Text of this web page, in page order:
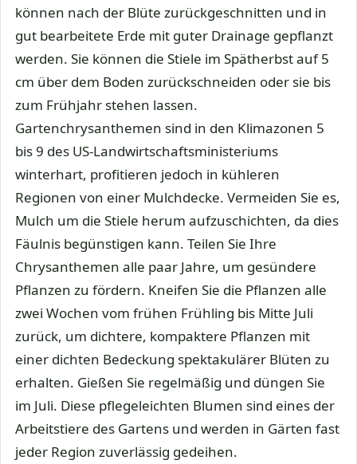
können nach der Blüte zurückgeschnitten und in
gut bearbeitete Erde mit guter Drainage gepflanzt
werden. Sie können die Stiele im Spätherbst auf 5
cm über dem Boden zurückschneiden oder sie bis
zum Frühjahr stehen lassen.
Gartenchrysanthemen sind in den Klimazonen 5
bis 9 des US-Landwirtschaftsministeriums
winterhart, profitieren jedoch in kühleren
Regionen von einer Mulchdecke. Vermeiden Sie es,
Mulch um die Stiele herum aufzuschichten, da dies
Fäulnis begünstigen kann. Teilen Sie Ihre
Chrysanthemen alle paar Jahre, um gesündere
Pflanzen zu fördern. Kneifen Sie die Pflanzen alle
zwei Wochen vom frühen Frühling bis Mitte Juli
zurück, um dichtere, kompaktere Pflanzen mit
einer dichten Bedeckung spektakulärer Blüten zu
erhalten. Gießen Sie regelmäßig und düngen Sie
im Juli. Diese pflegeleichten Blumen sind eines der
Arbeitstiere des Gartens und werden in Gärten fast
jeder Region zuverlässig gedeihen.